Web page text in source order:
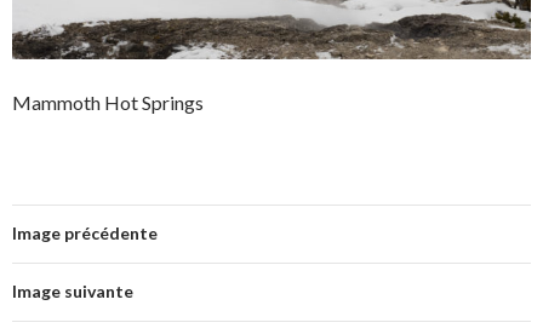
Mammoth Hot Springs
Image précédente
Image suivante